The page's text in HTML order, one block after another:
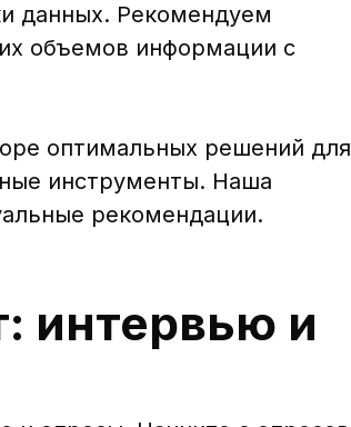
данных. Рекомендуем
объемов информации с
оптимальных решений для
инструменты. Наша
рекомендации.
интервью и